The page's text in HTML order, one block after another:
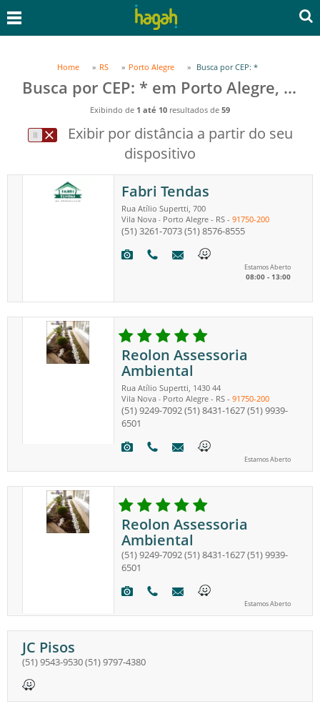
Home RS Porto Alegre Busca por CEP: *
Busca por CEP: * em Porto Alegre, RS
Exibindo de 1 até 10 resultados de 59
Exibir por distância a partir do seu
dispositivo
Fabri Tendas
Rua Atílio Supertti, 700
Vila Nova - Porto Alegre- RS- 91750-200
(51) 3261-7073(51) 8576-8555
Estamos Aberto
08:00 - 13:00
Reolon Assessoria
Ambiental
Rua Atílio Supertti, 1430 44
Vila Nova - Porto Alegre- RS- 91750-200
(51) 9249-7092(51) 8431-1627(51) 9939-
6501
Estamos Aberto
Reolon Assessoria
Ambiental
(51) 9249-7092(51) 8431-1627(51) 9939-
6501
Estamos Aberto
JC Pisos
(51) 9543-9530(51) 9797-4380